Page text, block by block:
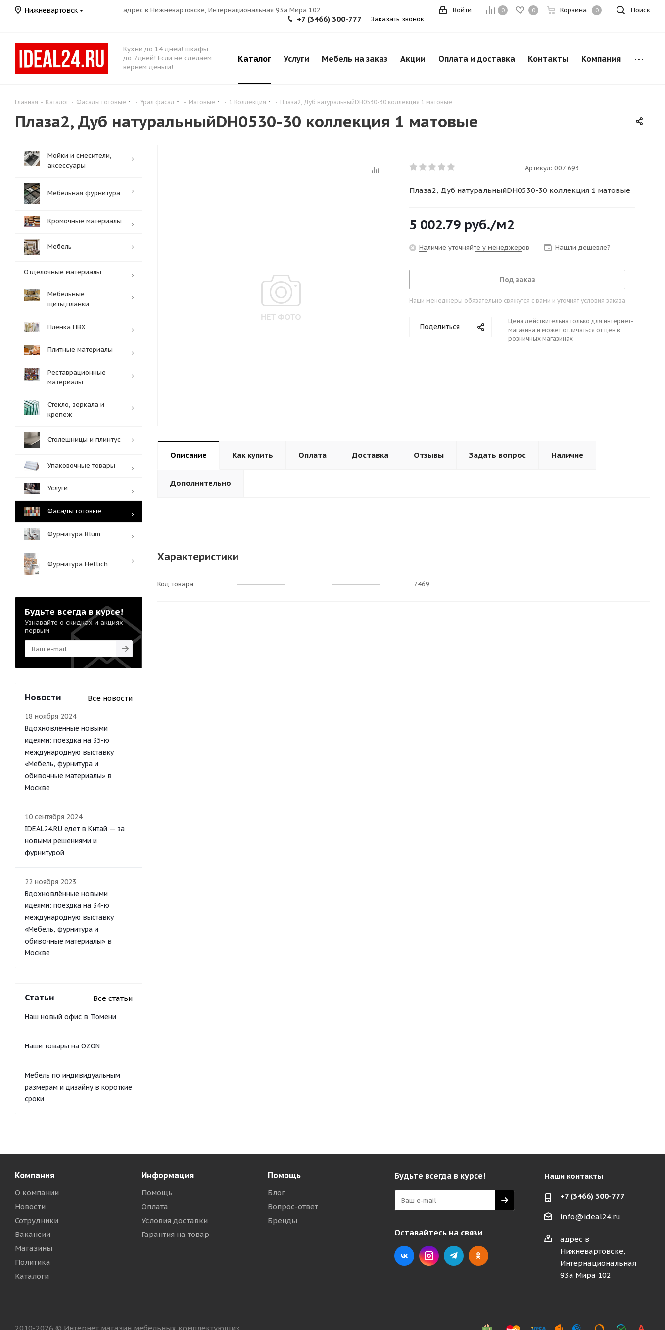
Нижневартовск адрес в Нижневартовске, Интернациональная 93а Мира 102 Поиск
0 0 Корзина 0
Войти
+7 (3466) 300-777 Заказать звонок
Кухни до 14 дней! шкафы
до 7дней! Если не сделаем
вернем деньги!
Каталог Услуги Мебель на заказ Акции Оплата и доставка Контакты Компания
Главная - Каталог - Фасады готовые - Урал фасад - Матовые - 1 Коллекция - Плаза2, Дуб натуральныйDH0530-30 коллекция 1 матовые
Плаза2, Дуб натуральныйDH0530-30 коллекция 1 матовые
Артикул: 007 693
Плаза2, Дуб натуральныйDH0530-30 коллекция 1 матовые
5 002.79 руб./м2
Наличие уточняйте у менеджеров Нашли дешевле?
Под заказ
Наши менеджеры обязательно свяжутся с вами и уточнят условия заказа
Поделиться
Цена действительна только для интернет-
магазина и может отличаться от цен в
розничных магазинах
Описание Как купить Оплата Доставка Отзывы Задать вопрос Наличие
Дополнительно
Характеристики
Код товара 7469
Мойки и смесители,
аксессуары
Мебельная фурнитура
Кромочные материалы
Мебель
Отделочные материалы
Мебельные
щиты,планки
Пленка ПВХ
Плитные материалы
Реставрационные
материалы
Стекло, зеркала и
крепеж
Столешницы и плинтус
Упаковочные товары
Услуги
Фасады готовые
Фурнитура Blum
Фурнитура Hettich
Будьте всегда в курсе!
Узнавайте о скидках и акциях
первым
Новости Все новости
18 ноября 2024
Вдохновлённые новыми
идеями: поездка на 35-ю
международную выставку
«Мебель, фурнитура и
обивочные материалы» в
Москве
10 сентября 2024
IDEAL24.RU едет в Китай — за
новыми решениями и
фурнитурой
22 ноября 2023
Вдохновлённые новыми
идеями: поездка на 34-ю
международную выставку
«Мебель, фурнитура и
обивочные материалы» в
Москве
Статьи Все статьи
Наш новый офис в Тюмени
Наши товары на OZON
Мебель по индивидуальным
размерам и дизайну в короткие
сроки
Компания
О компании
Новости
Сотрудники
Вакансии
Магазины
Политика
Каталоги
Информация
Помощь
Оплата
Условия доставки
Гарантия на товар
Помощь
Блог
Вопрос-ответ
Бренды
Будьте всегда в курсе!
Оставайтесь на связи
Наши контакты
+7 (3466) 300-777
info@ideal24.ru
адрес в
Нижневартовске,
Интернациональная
93а Мира 102
2010-2026 © Интернет магазин мебельных комплектующих